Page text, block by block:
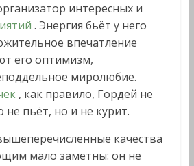
интересных и
. Энергия бьёт у него
впечатление
его оптимизм,
миролюбие.
, как правило, Гордей не
не пьёт, но и не курит.
качества
мало заметны: он не